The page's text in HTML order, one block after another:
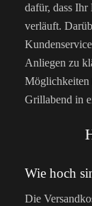
dafür, dass
verläuft.
Anliegen zu
Möglichkeiten
Grillabend in
Wie hoch
Die